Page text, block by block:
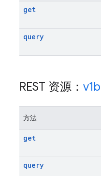
get
query
REST 资源：
方法
get
query